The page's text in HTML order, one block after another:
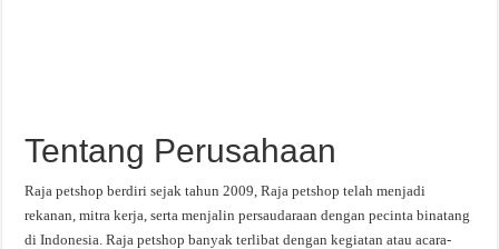
Tentang Perusahaan
Raja petshop berdiri sejak tahun 2009, Raja petshop telah menjadi
rekanan, mitra kerja, serta menjalin persaudaraan dengan pecinta binatang
di Indonesia. Raja petshop banyak terlibat dengan kegiatan atau acara-